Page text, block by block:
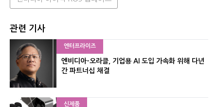
관련 기사
엔터프라이즈
엔비디아-오라클, 기업용 AI 도입 가속화 위해 다년
간 파트너십 채결
신제품